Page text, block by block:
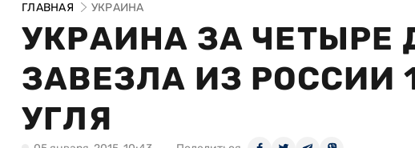
ГЛАВНАЯ УКРАИНА
УКРАИНА ЗА ЧЕТЫРЕ
ЗАВЕЗЛА ИЗ РОССИИ
УГЛЯ